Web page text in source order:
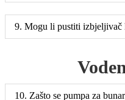
9. Mogu li pustiti izbjeljivač
10. Zašto se pumpa za